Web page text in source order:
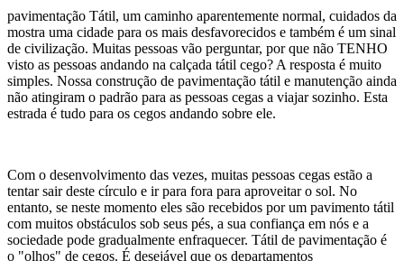
pavimentação Tátil, um caminho aparentemente normal, cuidados da
mostra uma cidade para os mais desfavorecidos e também é um sinal
de civilização. Muitas pessoas vão perguntar, por que não TENHO
visto as pessoas andando na calçada tátil cego? A resposta é muito
simples. Nossa construção de pavimentação tátil e manutenção ainda
não atingiram o padrão para as pessoas cegas a viajar sozinho. Esta
estrada é tudo para os cegos andando sobre ele.
Com o desenvolvimento das vezes, muitas pessoas cegas estão a
tentar sair deste círculo e ir para fora para aproveitar o sol. No
entanto, se neste momento eles são recebidos por um pavimento tátil
com muitos obstáculos sob seus pés, a sua confiança em nós e a
sociedade pode gradualmente enfraquecer. Tátil de pavimentação é
o "olhos" de cegos. É desejável que os departamentos